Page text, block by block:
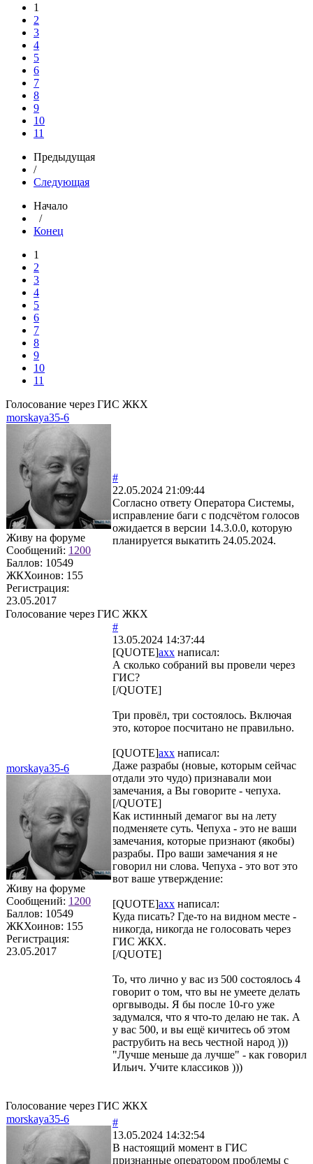
1
2
3
4
5
6
7
8
9
10
11
Предыдущая
/
Следующая
Начало
/
Конец
1
2
3
4
5
6
7
8
9
10
11
Голосование через ГИС ЖКХ
morskaya35-6
Живу на форуме
Сообщений: 1200
Баллов: 10549
ЖКХоинов: 155
Регистрация:
23.05.2017
#
22.05.2024 21:09:44
Согласно ответу Оператора Системы,
исправление баги с подсчётом голосов
ожидается в версии 14.3.0.0, которую
планируется выкатить 24.05.2024.
Голосование через ГИС ЖКХ
morskaya35-6
Живу на форуме
Сообщений: 1200
Баллов: 10549
ЖКХоинов: 155
Регистрация:
23.05.2017
#
13.05.2024 14:37:44
[QUOTE]axx написал:
А сколько собраний вы провели через
ГИС?
[/QUOTE]
Три провёл, три состоялось. Включая
это, которое посчитано не правильно.
[QUOTE]axx написал:
Даже разрабы (новые, которым сейчас
отдали это чудо) признавали мои
замечания, а Вы говорите - чепуха.
[/QUOTE]
Как истинный демагог вы на лету
подменяете суть. Чепуха - это не ваши
замечания, которые признают (якобы)
разрабы. Про ваши замечания я не
говорил ни слова. Чепуха - это вот это
вот ваше утверждение:
[QUOTE]axx написал:
Куда писать? Где-то на видном месте -
никогда, никогда не голосовать через
ГИС ЖКХ.
[/QUOTE]
То, что лично у вас из 500 состоялось 4
говорит о том, что вы не умеете делать
оргвыводы. Я бы после 10-го уже
задумался, что я что-то делаю не так. А
у вас 500, и вы ещё кичитесь об этом
раструбить на весь честной народ )))
"Лучше меньше да лучше" - как говорил
Ильич. Учите классиков )))
Голосование через ГИС ЖКХ
morskaya35-6
#
13.05.2024 14:32:54
В настоящий момент в ГИС
признанные оператором проблемы с